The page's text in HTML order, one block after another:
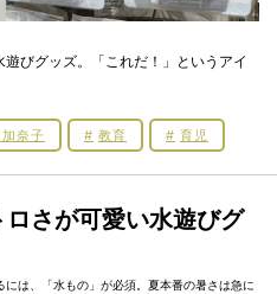
びグッズ。「これだ！」というアイ
奈子 教育 育児
さが可愛い水遊びグ
は、「水もの」が必須。夏本番の暑さは急に